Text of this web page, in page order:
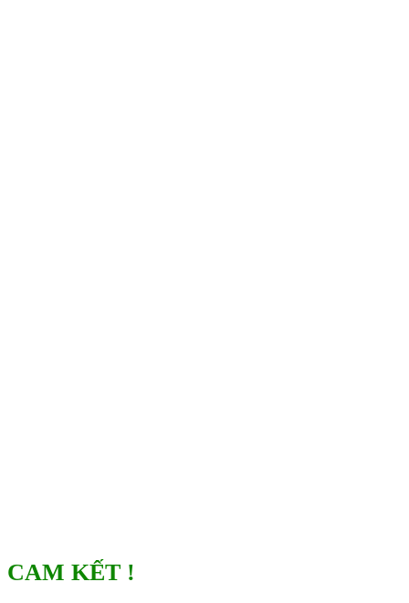
CAM KẾT !